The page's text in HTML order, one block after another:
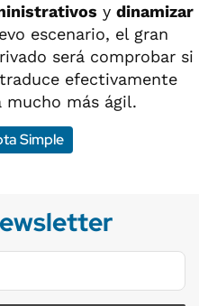
y dinamizar
escenario, el gran
será comprobar si
efectivamente
mucho más ágil.
Simple